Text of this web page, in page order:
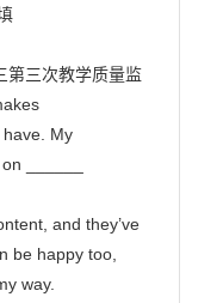
第三次教学质量监
My
______
and they’ve
be happy too,
way.